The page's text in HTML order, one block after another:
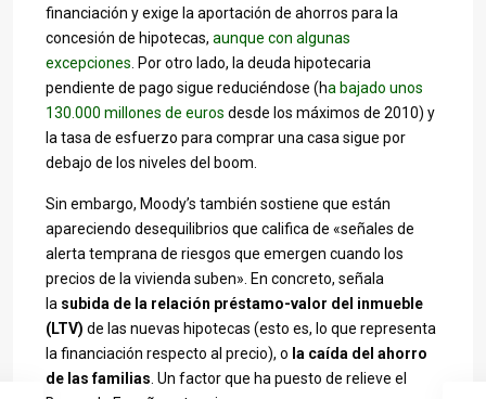
financiación y exige la aportación de ahorros para la
concesión de hipotecas, aunque con algunas
excepciones . Por otro lado, la deuda hipotecaria
pendiente de pago sigue reduciéndose (ha bajado unos
130.000 millones de euros desde los máximos de 2010) y
la tasa de esfuerzo para comprar una casa sigue por
debajo de los niveles del boom.
Sin embargo, Moody’s también sostiene que están
apareciendo desequilibrios que califica de «señales de
alerta temprana de riesgos que emergen cuando los
precios de la vivienda suben». En concreto, señala
la subida de la relación préstamo-valor del inmueble
(LTV) de las nuevas hipotecas (esto es, lo que representa
la financiación respecto al precio), o la caída del ahorro
de las familias . Un factor que ha puesto de relieve el